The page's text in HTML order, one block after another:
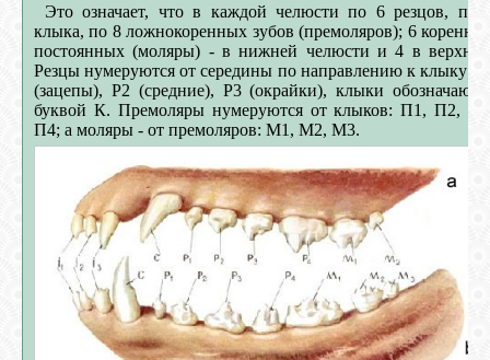
VK
FACEBOOK
Это означает, что в каждой челюсти по 6 резцов, по
клыка, по 8 ложнокоренных зубов (премоляров); 6
постоянных (моляры) - в нижней челюсти и 4 в
Резцы нумеруются от середины по направлению к клыку;
(зацепы), Р2 (средние), Р3 (окрайки), клыки
буквой К. Премоляры нумеруются от клыков: П1, П2,
П4; а моляры - от премоляров: М1, М2, М3.